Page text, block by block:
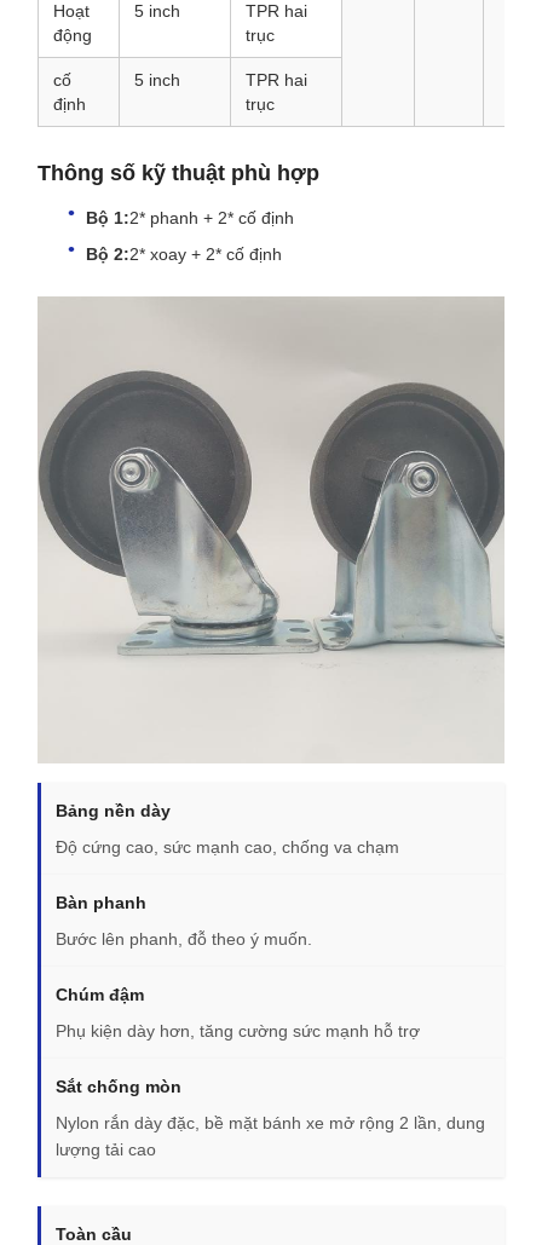
Hoạt
động
5 inch
TPR hai
trục
cố
định
5 inch
TPR hai
trục
Thông số kỹ thuật phù hợp
Bộ 1:2* phanh + 2* cố định
Bộ 2:2* xoay + 2* cố định
Bảng nền dày
Độ cứng cao, sức mạnh cao, chống va chạm
Bàn phanh
Bước lên phanh, đỗ theo ý muốn.
Chúm đậm
Phụ kiện dày hơn, tăng cường sức mạnh hỗ trợ
Sắt chống mòn
Nylon rắn dày đặc, bề mặt bánh xe mở rộng 2 lần, dung
lượng tải cao
Toàn cầu